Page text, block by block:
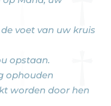
voet van uw kruis
opstaan.
ophouden
worden door hen